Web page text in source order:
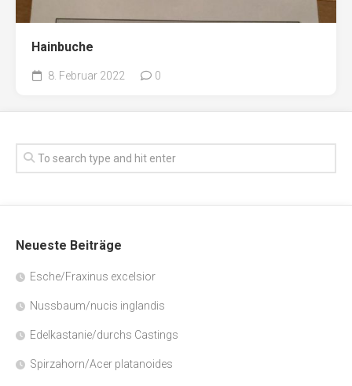
Hainbuche
8. Februar 2022 0
Neueste Beiträge
Esche/Fraxinus excelsior
Nussbaum/nucis inglandis
Edelkastanie/durchs Castings
Spirzahorn/Acer platanoides